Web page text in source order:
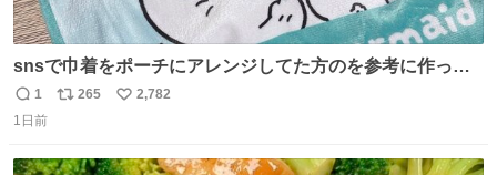
snsで巾着をポーチにアレンジしてた方のを参考に作って
みました🧵 裁縫は得意でないので、ザクザクの目測で縫い
ましたので悪しからず🙏🏻 裏地は人魚のウロコ風な柄にし
返
信
1
リ
265
い
2,782
1日前